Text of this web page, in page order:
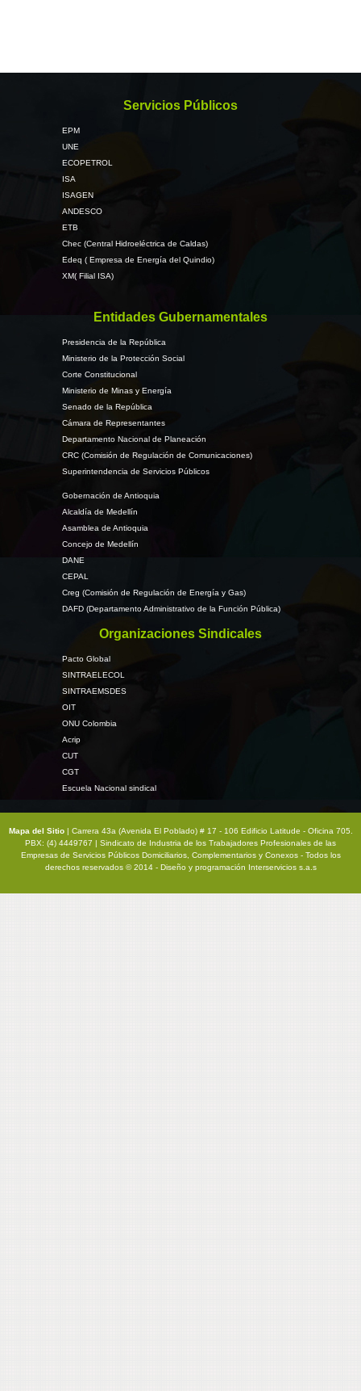
Servicios Públicos
EPM
UNE
ECOPETROL
ISA
ISAGEN
ANDESCO
ETB
Chec (Central Hidroeléctrica de Caldas)
Edeq ( Empresa de Energía del Quindio)
XM( Filial ISA)
Entidades Gubernamentales
Presidencia de la República
Ministerio de la Protección Social
Corte Constitucional
Ministerio de Minas y Energía
Senado de la República
Cámara de Representantes
Departamento Nacional de Planeación
CRC (Comisión de Regulación de Comunicaciones)
Superintendencia de Servicios Públicos
Gobernación de Antioquia
Alcaldía de Medellín
Asamblea de Antioquia
Concejo de Medellín
DANE
CEPAL
Creg (Comisión de Regulación de Energía y Gas)
DAFD (Departamento Administrativo de la Función Pública)
Organizaciones Sindicales
Pacto Global
SINTRAELECOL
SINTRAEMSDES
OIT
ONU Colombia
Acrip
CUT
CGT
Escuela Nacional sindical
Mapa del Sitio | Carrera 43a (Avenida El Poblado) # 17 - 106 Edificio Latitude - Oficina 705.
PBX: (4) 4449767 | Sindicato de Industria de los Trabajadores Profesionales de las
Empresas de Servicios Públicos Domiciliarios, Complementarios y Conexos - Todos los
derechos reservados © 2014 - Diseño y programación Interservicios s.a.s